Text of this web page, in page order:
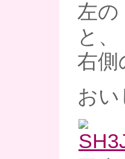
左の
と、
右側
お